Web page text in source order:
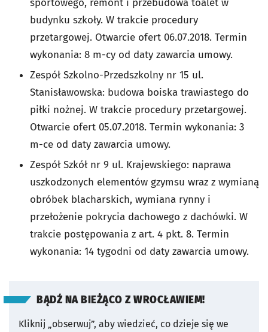
sportowego, remont i przebudowa toalet w
budynku szkoły. W trakcie procedury
przetargowej. Otwarcie ofert 06.07.2018. Termin
wykonania: 8 m-cy od daty zawarcia umowy.
Zespół Szkolno-Przedszkolny nr 15 ul.
Stanisławowska: budowa boiska trawiastego do
piłki nożnej. W trakcie procedury przetargowej.
Otwarcie ofert 05.07.2018. Termin wykonania: 3
m-ce od daty zawarcia umowy.
Zespół Szkół nr 9 ul. Krajewskiego: naprawa
uszkodzonych elementów gzymsu wraz z wymianą
obróbek blacharskich, wymiana rynny i
przełożenie pokrycia dachowego z dachówki. W
trakcie postępowania z art. 4 pkt. 8. Termin
wykonania: 14 tygodni od daty zawarcia umowy.
BĄDŹ NA BIEŻĄCO Z WROCŁAWIEM!
Kliknij „obserwuj”, aby wiedzieć, co dzieje się we